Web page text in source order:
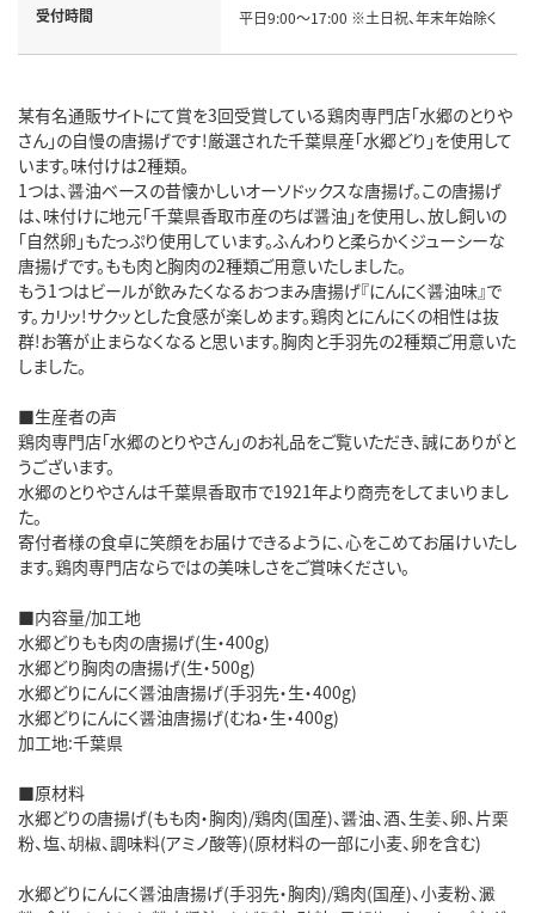
受付時間 平日9:00～17:00 ※土日祝、年末年始除く
某有名通販サイトにて賞を3回受賞している鶏肉専門店「水郷のとりや
さん」の自慢の唐揚げです!厳選された千葉県産「水郷どり」を使用して
います。味付けは2種類。
1つは、醤油ベースの昔懐かしいオーソドックスな唐揚げ。この唐揚げ
は、味付けに地元「千葉県香取市産のちば醤油」を使用し、放し飼いの
「自然卵」もたっぷり使用しています。ふんわりと柔らかくジューシーな
唐揚げです。もも肉と胸肉の2種類ご用意いたしました。
もう1つはビールが飲みたくなるおつまみ唐揚げ『にんにく醤油味』で
す。カリッ!サクッとした食感が楽しめます。鶏肉とにんにくの相性は抜
群!お箸が止まらなくなると思います。胸肉と手羽先の2種類ご用意いた
しました。
■生産者の声
鶏肉専門店「水郷のとりやさん」のお礼品をご覧いただき、誠にありがと
うございます。
水郷のとりやさんは千葉県香取市で1921年より商売をしてまいりまし
た。
寄付者様の食卓に笑顔をお届けできるように、心をこめてお届けいたし
ます。鶏肉専門店ならではの美味しさをご賞味ください。
■内容量/加工地
水郷どりもも肉の唐揚げ(生・400g)
水郷どり胸肉の唐揚げ(生・500g)
水郷どりにんにく醤油唐揚げ(手羽先・生・400g)
水郷どりにんにく醤油唐揚げ(むね・生・400g)
加工地:千葉県
■原材料
水郷どりの唐揚げ(もも肉・胸肉)/鶏肉(国産)、醤油、酒、生姜、卵、片栗
粉、塩、胡椒、調味料(アミノ酸等)(原材料の一部に小麦、卵を含む)
水郷どりにんにく醤油唐揚げ(手羽先・胸肉)/鶏肉(国産)、小麦粉、澱